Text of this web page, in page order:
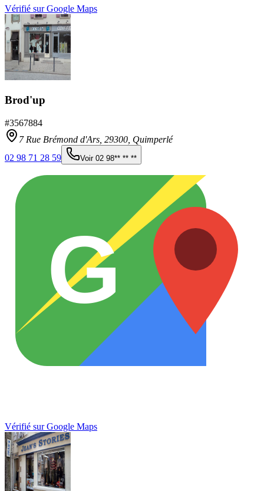
Vérifié sur Google Maps
Brod'up
#3567884
7 Rue Brémond d'Ars, 29300 Quimperlé
02 98 71 28 59
Voir 02 98** ** **
G
Vérifié sur Google Maps